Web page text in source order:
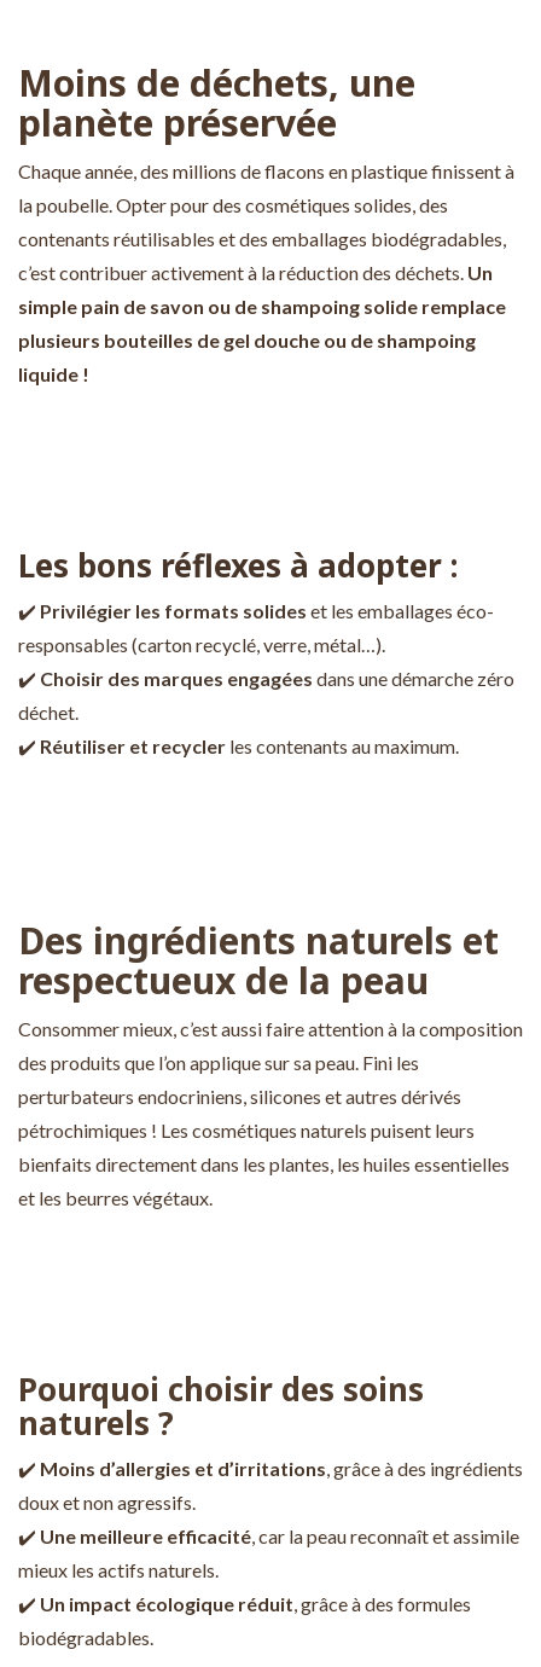
Moins de déchets, une
planète préservée
Chaque année, des millions de flacons en plastique finissent à
la poubelle. Opter pour des cosmétiques solides, des
contenants réutilisables et des emballages biodégradables,
c’est contribuer activement à la réduction des déchets. Un
simple pain de savon ou de shampoing solide remplace
plusieurs bouteilles de gel douche ou de shampoing
liquide !
Les bons réflexes à adopter :
✔️ Privilégier les formats solides et les emballages éco-
responsables (carton recyclé, verre, métal…).
✔️ Choisir des marques engagées dans une démarche zéro
déchet.
✔️ Réutiliser et recycler les contenants au maximum.
Des ingrédients naturels et
respectueux de la peau
Consommer mieux, c’est aussi faire attention à la composition
des produits que l’on applique sur sa peau. Fini les
perturbateurs endocriniens, silicones et autres dérivés
pétrochimiques ! Les cosmétiques naturels puisent leurs
bienfaits directement dans les plantes, les huiles essentielles
et les beurres végétaux.
Pourquoi choisir des soins
naturels ?
✔️ Moins d’allergies et d’irritations , grâce à des ingrédients
doux et non agressifs.
✔️ Une meilleure efficacité , car la peau reconnaît et assimile
mieux les actifs naturels.
✔️ Un impact écologique réduit , grâce à des formules
biodégradables.